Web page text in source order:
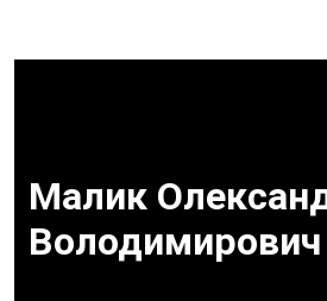
Малик
Володимирович